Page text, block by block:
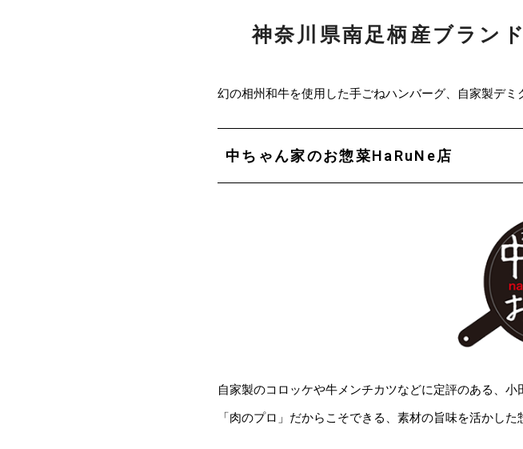
神奈川県南足柄産ブラン
幻の相州和牛を使用した手ごねハンバーグ、自家製デミ
中ちゃん家のお惣菜HaRuNe店
自家製のコロッケや牛メンチカツなどに定評のある、小
「肉のプロ」だからこそできる、素材の旨味を活かし